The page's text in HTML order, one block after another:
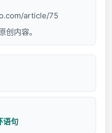
article/75
创内容。
语句